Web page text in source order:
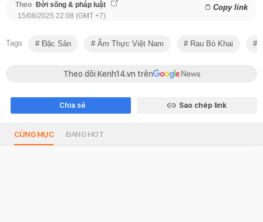
Theo Đời sống & pháp luật Copy link
15/08/2025 22:08 (GMT +7)
Tags Đặc Sản Ẩm Thực Việt Nam Rau Bò Khai
Theo dõi Kenh14.vn trên
Chia sẻ Sao chép link
CÙNG MỤC ĐANG HOT